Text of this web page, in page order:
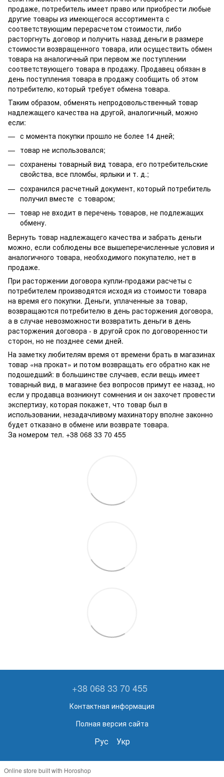
продаже, потребитель имеет право или приобрести любые
другие товары из имеющегося ассортимента с
соответствующим перерасчетом стоимости, либо
расторгнуть договор и получить назад деньги в размере
стоимости возвращенного товара, или осуществить обмен
товара на аналогичный при первом же поступлении
соответствующего товара в продажу. Продавец обязан в
день поступления товара в продажу сообщить об этом
потребителю, который требует обмена товара.
Таким образом, обменять непродовольственный товар
надлежащего качества на другой, аналогичный, можно
если:
с момента покупки прошло не более 14 дней;
товар не использовался;
сохранены товарный вид товара, его потребительские
свойства, все пломбы, ярлыки и т. д.;
сохранился расчетный документ, который потребитель
получил вместе с товаром;
товар не входит в перечень товаров, не подлежащих
обмену.
Вернуть товар надлежащего качества и забрать деньги
можно, если соблюдены все вышеперечисленные условия и
аналогичного товара, необходимого покупателю, нет в
продаже.
При расторжении договора купли-продажи расчеты с
потребителем производятся исходя из стоимости товара
на время его покупки. Деньги, уплаченные за товар,
возвращаются потребителю в день расторжения договора,
а в случае невозможности возвратить деньги в день
расторжения договора - в другой срок по договоренности
сторон, но не позднее семи дней.
На заметку любителям время от времени брать в магазинах
товар «на прокат» и потом возвращать его обратно как не
подошедший: в большинстве случаев, если вещь имеет
товарный вид, в магазине без вопросов примут ее назад, но
если у продавца возникнут сомнения и он захочет провести
экспертизу, которая покажет, что товар был в
использовании, незадачливому махинатору вполне законно
будет отказано в обмене или возврате товара.
За номером тел. +38 068 33 70 455
+38 068 33 70 455
Контактная информация
Полная версия сайта
Рус Укр
Online store built with Horoshop